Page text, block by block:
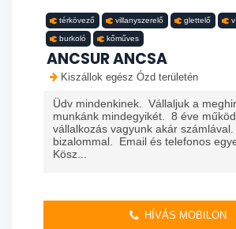
térkövező villanyszerelő glettelő
burkoló kőműves
ANCSUR ANCSA
Kiszállok egész Ózd területén
Üdv mindenkinek. Vállaljuk a
munkánk mindegyikét. 8 éve
vállalkozás vagyunk akár
bizalommal. Email és telefonos
Kösz...
HÍVÁS MOBILON